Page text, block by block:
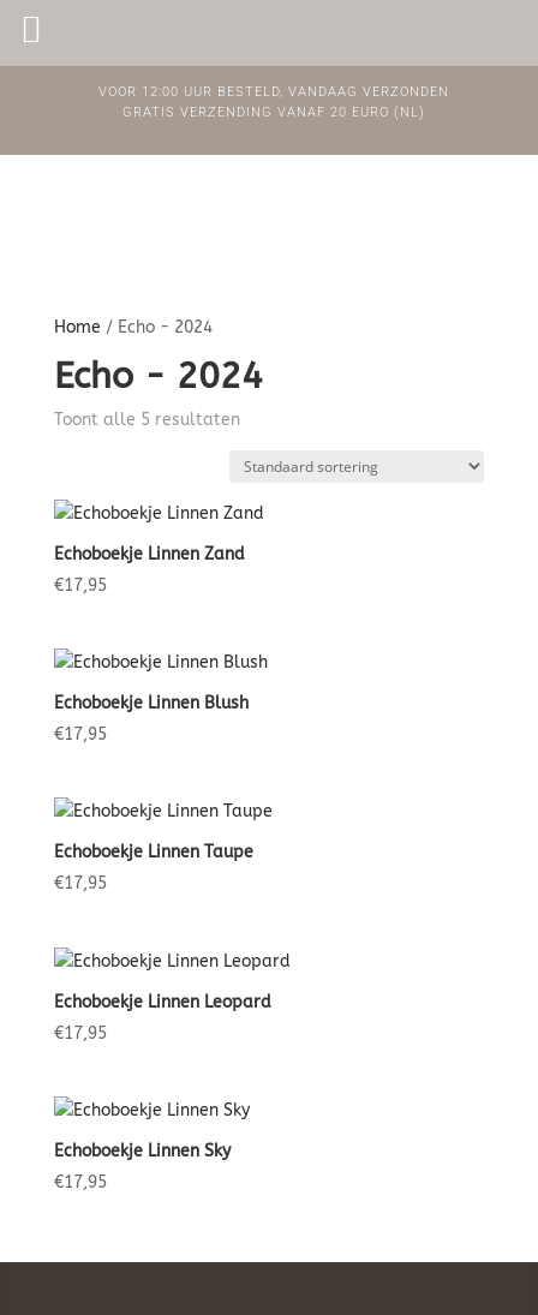
VOOR 12:00 UUR BESTELD, VANDAAG VERZONDEN
GRATIS VERZENDING VANAF 20 EURO (NL)
Home / Echo - 2024
Echo - 2024
Toont alle 5 resultaten
Echoboekje Linnen Zand
€17,95
Echoboekje Linnen Blush
€17,95
Echoboekje Linnen Taupe
€17,95
Echoboekje Linnen Leopard
€17,95
Echoboekje Linnen Sky
€17,95